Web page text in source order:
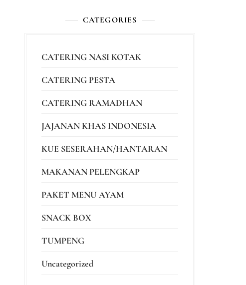
CATEGORIES
CATERING NASI KOTAK
CATERING PESTA
CATERING RAMADHAN
JAJANAN KHAS INDONESIA
KUE SESERAHAN/HANTARAN
MAKANAN PELENGKAP
PAKET MENU AYAM
SNACK BOX
TUMPENG
Uncategorized